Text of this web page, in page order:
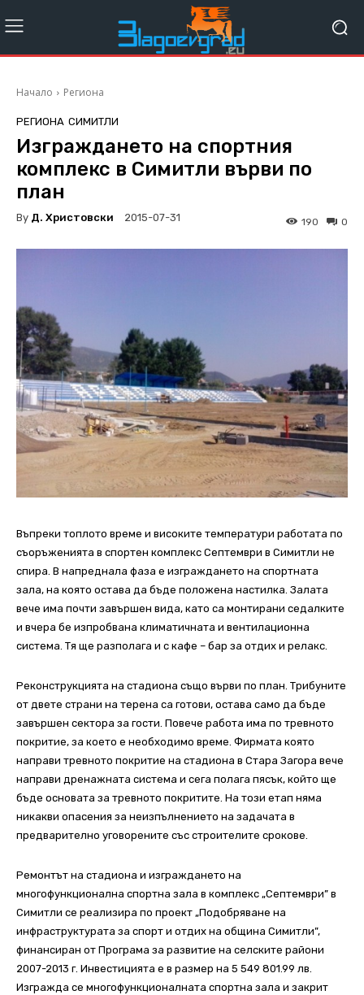
Начало Региона
РЕГИОНА СИМИТЛИ
Изграждането на спортния
комплекс в Симитли върви по
план
By Д. Христовски 2015-07-31 0
190
Въпреки топлото време и високите температури работата по
съоръженията в спортен комплекс Септември в Симитли не
спира. В напреднала фаза е изграждането на спортната
зала, на която остава да бъде положена настилка. Залата
вече има почти завършен вида, като са монтирани седалките
и вчера бе изпробвана климатичната и вентилационна
система. Тя ще разполага и с кафе – бар за отдих и релакс.
Реконструкцията на стадиона също върви по план. Трибуните
от двете страни на терена са готови, остава само да бъде
завършен сектора за гости. Повече работа има по тревното
покритие, за което е необходимо време. Фирмата която
направи тревното покритие на стадиона в Стара Загора вече
направи дренажната система и сега полага пясък, който ще
бъде основата за тревното покритите. На този етап няма
никакви опасения за неизпълнението на задачата в
предварително уговорените със строителите срокове.
Ремонтът на стадиона и изграждането на
многофункционална спортна зала в комплекс „Септември” в
Симитли се реализира по проект „Подобряване на
инфраструктурата за спорт и отдих на община Симитли”,
финансиран от Програма за развитие на селските райони
2007-2013 г. Инвестицията е в размер на 5 549 801.99 лв.
Изгражда се многофункционалната спортна зала и закрит